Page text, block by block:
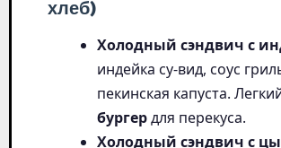
хлеб)
Холодный сэндвич с
индейка су-вид, соус
пекинская капуста.
бургердля перекуса.
Холодный сэндвич с